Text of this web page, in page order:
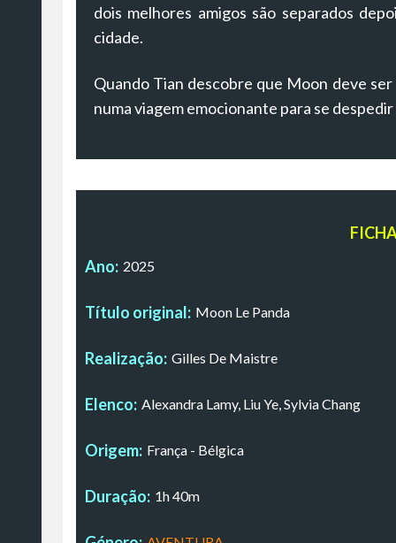
dois melhores amigos são separados
cidade.
Quando Tian descobre que Moon deve
numa viagem emocionante para se
Ano: 2025
Título original: Moon Le Panda
Realização: Gilles De Maistre
Elenco: Alexandra Lamy, Liu Ye, Sylvia Chang
Origem: França - Bélgica
Duração: 1h 40m